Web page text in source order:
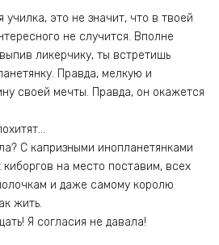
училка, это не значит, что в твоей
не случится. Вполне
ликерчику, ты встретишь
Правда, мелкую и
своей мечты. Правда, он окажется
С капризными инопланетянками
на место поставим, всех
и даже самому королю
жить.
Я согласия не давала!